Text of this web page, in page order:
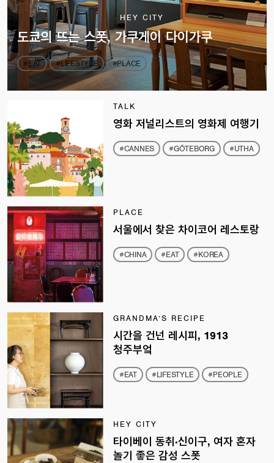
HEY CITY
도쿄의 뜨는 스폿, 가쿠게이 다이가쿠
#EAT #LIFESTYLE #PLACE
TALK
영화 저널리스트의 영화제 여행기
#CANNES #GÖTEBORG #UTHA
PLACE
서울에서 찾은 차이코어 레스토랑
#CHINA #EAT #KOREA
GRANDMA’S RECIPE
시간을 건넌 레시피, 1913
청주부엌
#EAT #LIFESTYLE #PEOPLE
HEY CITY
타이베이 동취·신이구, 여자 혼자
놀기 좋은 감성 스폿